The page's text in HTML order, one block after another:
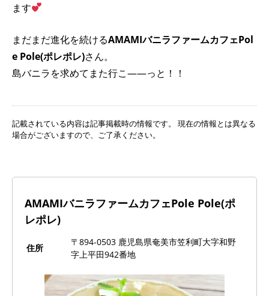
ます
まだまだ進化を続けるAMAMIバニラファームカフェPol
e Pole(ポレポレ)さん。
島バニラを求めてまた行こ――っと！！
記載されている内容は記事掲載時の情報です。 現在の情報とは異なる
場合がございますので、ご了承ください。
AMAMIバニラファームカフェPole Pole(ポ
レポレ)
住所
〒894-0503 鹿児島県奄美市笠利町大字和野
字上平田942番地